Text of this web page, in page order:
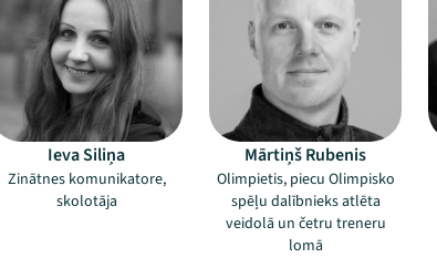
Ieva Siliņa
Zinātnes komunikatore,
skolotāja
Mārtiņš Rubenis
Olimpietis, piecu Olimpisko
spēļu dalībnieks atlēta
veidolā un četru treneru
lomā